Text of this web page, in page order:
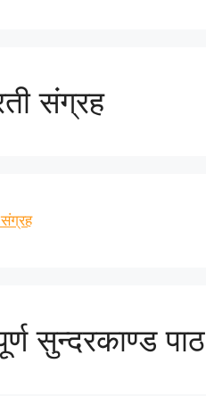
संग्रह
सुन्दरकाण्ड पाठ